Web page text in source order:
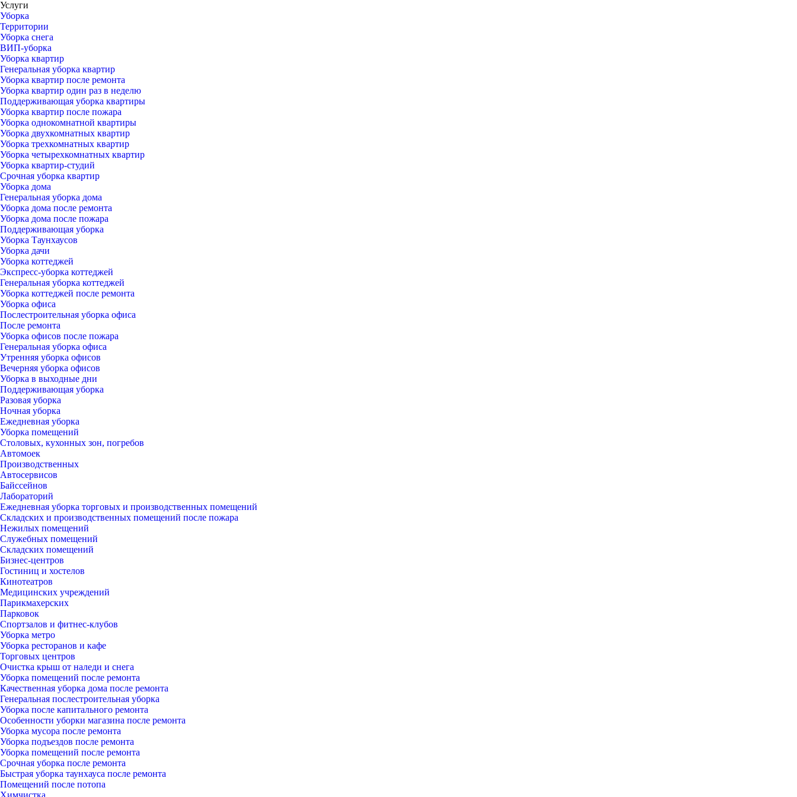
Услуги
Уборка
Территории
Уборка снега
ВИП-уборка
Уборка квартир
Генеральная уборка квартир
Уборка квартир после ремонта
Уборка квартир один раз в неделю
Поддерживающая уборка квартиры
Уборка квартир после пожара
Уборка однокомнатной квартиры
Уборка двухкомнатных квартир
Уборка трехкомнатных квартир
Уборка четырехкомнатных квартир
Уборка квартир-студий
Срочная уборка квартир
Уборка дома
Генеральная уборка дома
Уборка дома после ремонта
Уборка дома после пожара
Поддерживающая уборка
Уборка Таунхаусов
Уборка дачи
Уборка коттеджей
Экспресс-уборка коттеджей
Генеральная уборка коттеджей
Уборка коттеджей после ремонта
Уборка офиса
Послестроительная уборка офиса
После ремонта
Уборка офисов после пожара
Генеральная уборка офиса
Утренняя уборка офисов
Вечерняя уборка офисов
Уборка в выходные дни
Поддерживающая уборка
Разовая уборка
Ночная уборка
Ежедневная уборка
Уборка помещений
Столовых, кухонных зон, погребов
Автомоек
Производственных
Автосервисов
Байссейнов
Лабораторий
Ежедневная уборка торговых и производственных помещений
Складских и производственных помещений после пожара
Нежилых помещений
Служебных помещений
Складских помещений
Бизнес-центров
Гостиниц и хостелов
Кинотеатров
Медицинских учреждений
Парикмахерских
Парковок
Спортзалов и фитнес-клубов
Уборка метро
Уборка ресторанов и кафе
Торговых центров
Очистка крыш от наледи и снега
Уборка помещений после ремонта
Качественная уборка дома после ремонта
Генеральная послестроительная уборка
Уборка после капитального ремонта
Особенности уборки магазина после ремонта
Уборка мусора после ремонта
Уборка подъездов после ремонта
Уборка помещений после ремонта
Срочная уборка после ремонта
Быстрая уборка таунхауса после ремонта
Помещений после потопа
Химчистка